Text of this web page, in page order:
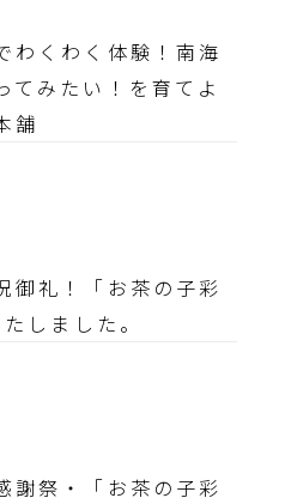
わくわく体験！南海
てみたい！を育てよ
舗
御礼！「お茶の子彩
しました。
謝祭・「お茶の子彩